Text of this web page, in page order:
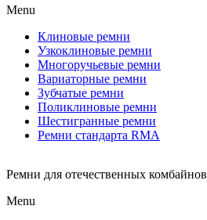
Menu
Клиновые ремни
Узкоклиновые ремни
Многоручьевые ремни
Вариаторные ремни
Зубчатые ремни
Поликлиновые ремни
Шестигранные ремни
Ремни стандарта RMA
Ремни для отечественных комбайнов
Menu